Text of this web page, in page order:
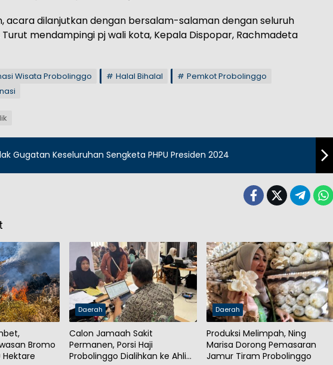
acara dilanjutkan dengan bersalam-salaman dengan seluruh
mendampingi pj wali kota, Kepala Dispopar, Rachmadeta
Wisata Probolinggo Halal Bihalal
Pemkot Probolinggo
Gugatan Keseluruhan Sengketa PHPU Presiden 2024
Bromo
Hektare
Daerah
Calon Jamaah Sakit
Permanen, Porsi Haji
Probolinggo Dialihkan ke Ahli
Daerah
Produksi Melimpah, Ning
Marisa Dorong Pemasaran
Jamur Tiram Probolinggo